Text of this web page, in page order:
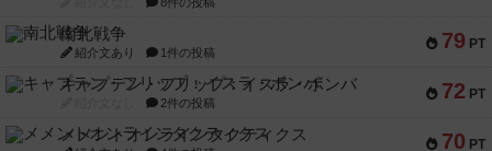
79 PT
南北戦争
紹介文あり 1件の投稿
72 PT
キャプテン・フリップ：イスラ・ボンバ
2件の投稿
70 PT
メメントオンラインタクティクス